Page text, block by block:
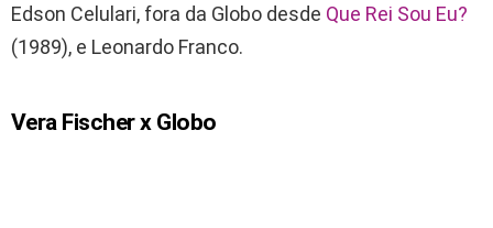
Edson Celulari, fora da Globo desde Que Rei Sou Eu?
(1989), e Leonardo Franco.
Vera Fischer x Globo